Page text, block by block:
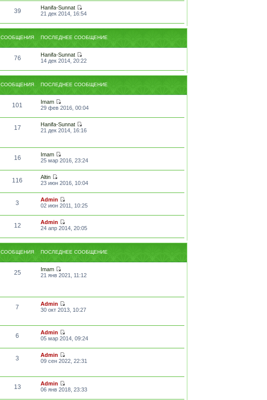
39
Hanifa-Sunnat
21 дек 2014, 16:54
СООБЩЕНИЯ ПОСЛЕДНЕЕ СООБЩЕНИЕ
76
Hanifa-Sunnat
14 дек 2014, 20:22
СООБЩЕНИЯ ПОСЛЕДНЕЕ СООБЩЕНИЕ
101
Imam
29 фев 2016, 00:04
17
Hanifa-Sunnat
21 дек 2014, 16:16
16
Imam
25 мар 2016, 23:24
116
Altin
23 июн 2016, 10:04
3
Admin
02 июн 2011, 10:25
12
Admin
24 апр 2014, 20:05
СООБЩЕНИЯ ПОСЛЕДНЕЕ СООБЩЕНИЕ
25
Imam
21 янв 2021, 11:12
7
Admin
30 окт 2013, 10:27
6
Admin
05 мар 2014, 09:24
3
Admin
09 сен 2022, 22:31
13
Admin
06 янв 2018, 23:33